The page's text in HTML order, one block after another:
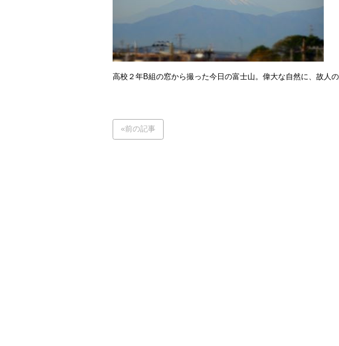
高校２年B組の窓から撮った今日の富士山。偉大な自然に、故人
«前の記事